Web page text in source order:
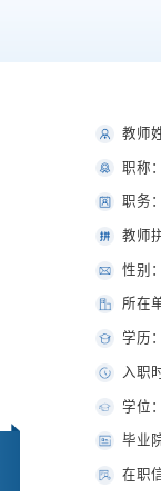
教师
职称
职务
教师
性别
所在
学历
入职
学位
毕业
在职